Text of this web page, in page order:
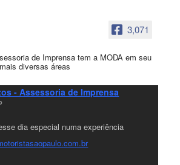
3,071
de Imprensa tem a MODA em seu
diversas áreas
- Assessoria de Imprensa
dia especial numa experiência